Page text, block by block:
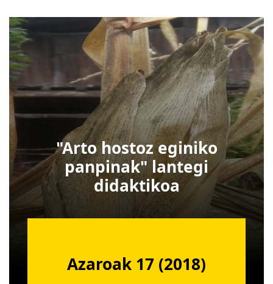
"Arto hostoz eginiko
panpinak" lantegi
didaktikoa
Azaroak 17 (2018)